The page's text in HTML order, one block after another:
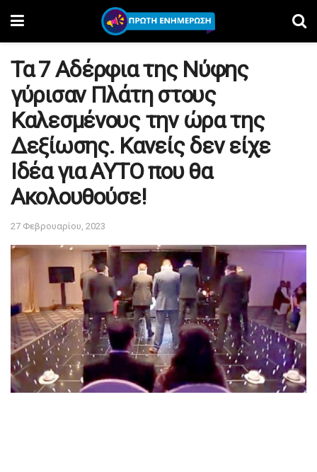
Τα 7 Αδέρφια της Νύφης
γύρισαν Πλάτη στους
Καλεσμένους την ώρα της
Δεξίωσης. Κανείς δεν είχε
Ιδέα για ΑΥΤΟ που θα
Ακολουθούσε!
27 Φεβρουαρίου, 2023